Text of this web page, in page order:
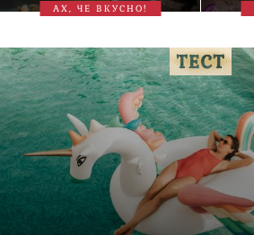
АХ, ЧЕ ВКУСНО!